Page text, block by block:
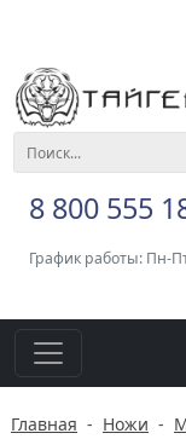
8 800 555
График работы: Пн-
Главная - Ножи -